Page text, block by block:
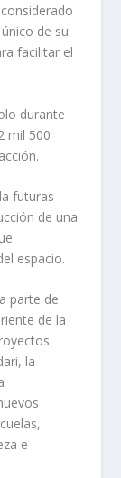
de su
facilitar el
durante
mil 500
futuras
de una
espacio.
parte de
de la
la
e